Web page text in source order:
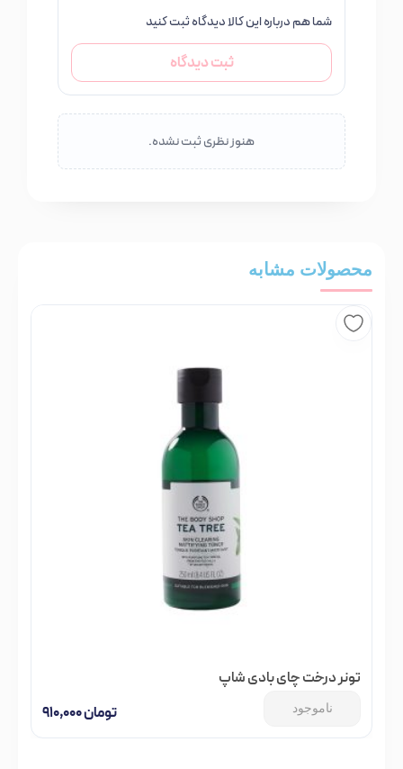
شما هم درباره این کالا دیدگاه ثبت کنید
ثبت دیدگاه
هنوز نظری ثبت نشده.
محصولات مشابه
تونر درخت چای بادی شاپ
تومان
ناموجود